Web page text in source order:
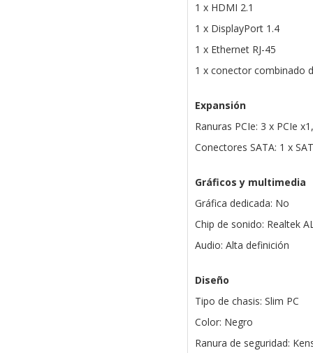
1 x HDMI 2.1
1 x DisplayPort 1.4
1 x Ethernet RJ-45
1 x conector combinado
Expansión
Ranuras PCIe: 3 x PCIe
Conectores SATA: 1 x
Gráficos y multimedia
Gráfica dedicada: No
Chip de sonido: Realtek
Audio: Alta definición
Diseño
Tipo de chasis: Slim PC
Color: Negro
Ranura de seguridad: